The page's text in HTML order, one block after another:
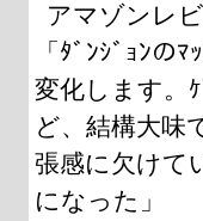
アマゾンレ
「ﾀﾞﾝｼﾞｮﾝの
変化します。
ど、結構大味
張感に欠けて
になった」